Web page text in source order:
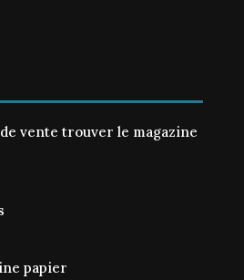
vente trouver le magazine
papier